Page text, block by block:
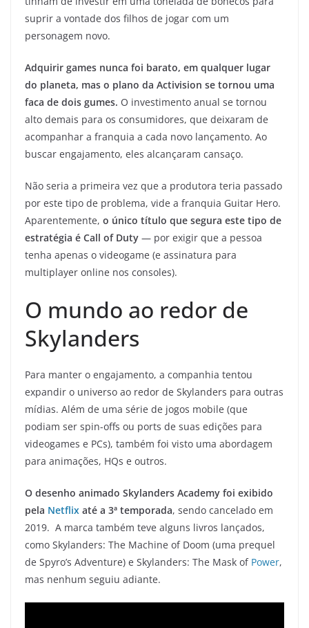
suprir a vontade dos filhos de jogar com um
personagem novo.
Adquirir games nunca foi barato, em qualquer lugar
do planeta, mas o plano da Activision se tornou uma
faca de dois gumes. O investimento anual se tornou
alto demais para os consumidores, que deixaram de
acompanhar a franquia a cada novo lançamento. Ao
buscar engajamento, eles alcançaram cansaço.
Não seria a primeira vez que a produtora teria passado
por este tipo de problema, vide a franquia Guitar Hero.
Aparentemente, o único título que segura este tipo de
estratégia é Call of Duty — por exigir que a pessoa
tenha apenas o videogame (e assinatura para
multiplayer online nos consoles).
O mundo ao redor de
Skylanders
Para manter o engajamento, a companhia tentou
expandir o universo ao redor de Skylanders para outras
mídias. Além de uma série de jogos mobile (que
podiam ser spin-offs ou ports de suas edições para
videogames e PCs), também foi visto uma abordagem
para animações, HQs e outros.
O desenho animado Skylanders Academy foi exibido
pela Netflix até a 3ª temporada, sendo cancelado em
2019. A marca também teve alguns livros lançados,
como Skylanders: The Machine of Doom (uma prequel
de Spyro’s Adventure) e Skylanders: The Mask of Power,
mas nenhum seguiu adiante.